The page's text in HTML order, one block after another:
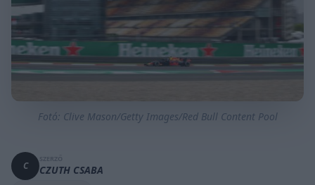
Fotó: Clive Mason/Getty Images/Red Bull Content Pool
C CZUTH CSABA